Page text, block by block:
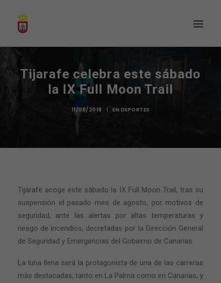
Tijarafe celebra este sábado
la IX Full Moon Trail
11/09/2019 | EN DEPORTES
Tijarafe acoge este sábado la IX Full Moon Trail, tras su
suspensión el pasado mes de agosto, por motivos de
seguridad, ante las alertas por altas temperaturas y
riesgo de incendios, decretadas por la Dirección General
de Seguridad y Emergencias del Gobierno de Canarias.
La luna llena será la protagonista de una de las carreras
más destacadas, tanto en La Palma como en Canarias, y